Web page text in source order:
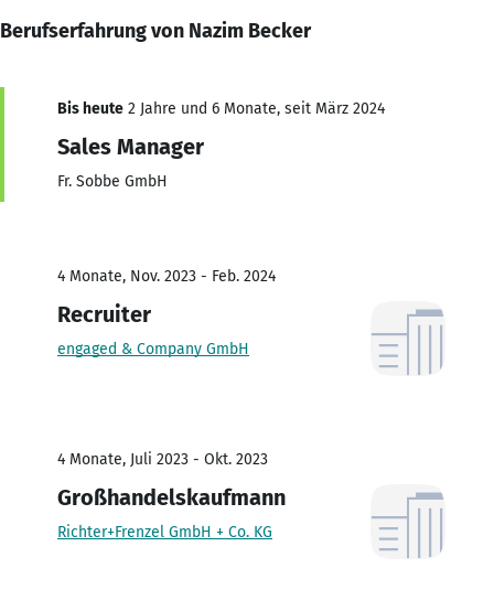
Berufserfahrung von Nazim Becker
Bis heute 2 Jahre und 6 Monate, seit März 2024
Sales Manager
Fr. Sobbe GmbH
4 Monate, Nov. 2023 - Feb. 2024
Recruiter
engaged & Company GmbH
4 Monate, Juli 2023 - Okt. 2023
Großhandelskaufmann
Richter+Frenzel GmbH + Co. KG